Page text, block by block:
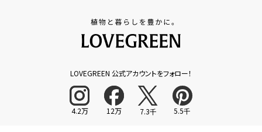
LOVEGREEN 公式アカウントをフォロー！
4.2万 12万 7.3千 5.5千